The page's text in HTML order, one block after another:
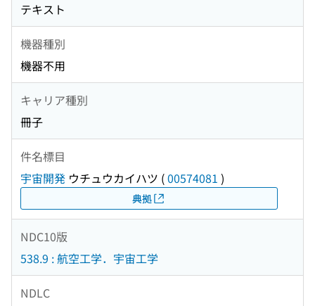
テキスト
機器種別
機器不用
キャリア種別
冊子
件名標目
宇宙開発 ウチュウカイハツ (00574081 )
典拠
NDC10版
538.9 : 航空工学．宇宙工学
NDLC